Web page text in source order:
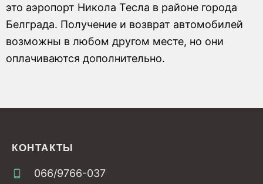
это аэропорт Никола Тесла в районе города
Белграда. Получение и возврат автомобилей
возможны в любом другом месте, но они
оплачиваются дополнительно.
КОНТАКТЫ
066/9766-037